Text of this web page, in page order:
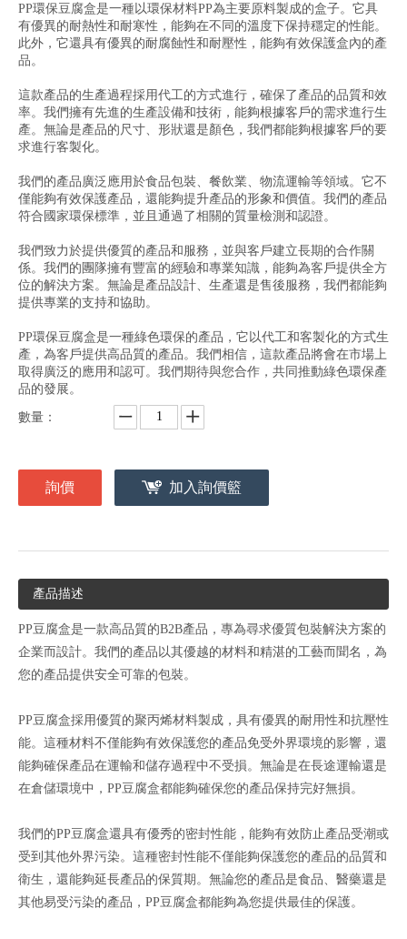
PP環保豆腐盒是一種以環保材料PP為主要原料製成的盒子。它具
有優異的耐熱性和耐寒性，能夠在不同的溫度下保持穩定的性能。
此外，它還具有優異的耐腐蝕性和耐壓性，能夠有效保護盒內的產
品。
這款產品的生產過程採用代工的方式進行，確保了產品的品質和效
率。我們擁有先進的生產設備和技術，能夠根據客戶的需求進行生
產。無論是產品的尺寸、形狀還是顏色，我們都能夠根據客戶的要
求進行客製化。
我們的產品廣泛應用於食品包裝、餐飲業、物流運輸等領域。它不
僅能夠有效保護產品，還能夠提升產品的形象和價值。我們的產品
符合國家環保標準，並且通過了相關的質量檢測和認證。
我們致力於提供優質的產品和服務，並與客戶建立長期的合作關
係。我們的團隊擁有豐富的經驗和專業知識，能夠為客戶提供全方
位的解決方案。無論是產品設計、生產還是售後服務，我們都能夠
提供專業的支持和協助。
PP環保豆腐盒是一種綠色環保的產品，它以代工和客製化的方式生
產，為客戶提供高品質的產品。我們相信，這款產品將會在市場上
取得廣泛的應用和認可。我們期待與您合作，共同推動綠色環保產
品的發展。
數量：
詢價 加入詢價籃
產品描述
PP豆腐盒是一款高品質的B2B產品，專為尋求優質包裝解決方案的
企業而設計。我們的產品以其優越的材料和精湛的工藝而聞名，為
您的產品提供安全可靠的包裝。
PP豆腐盒採用優質的聚丙烯材料製成，具有優異的耐用性和抗壓性
能。這種材料不僅能夠有效保護您的產品免受外界環境的影響，還
能夠確保產品在運輸和儲存過程中不受損。無論是在長途運輸還是
在倉儲環境中，PP豆腐盒都能夠確保您的產品保持完好無損。
我們的PP豆腐盒還具有優秀的密封性能，能夠有效防止產品受潮或
受到其他外界污染。這種密封性能不僅能夠保護您的產品的品質和
衛生，還能夠延長產品的保質期。無論您的產品是食品、醫藥還是
其他易受污染的產品，PP豆腐盒都能夠為您提供最佳的保護。